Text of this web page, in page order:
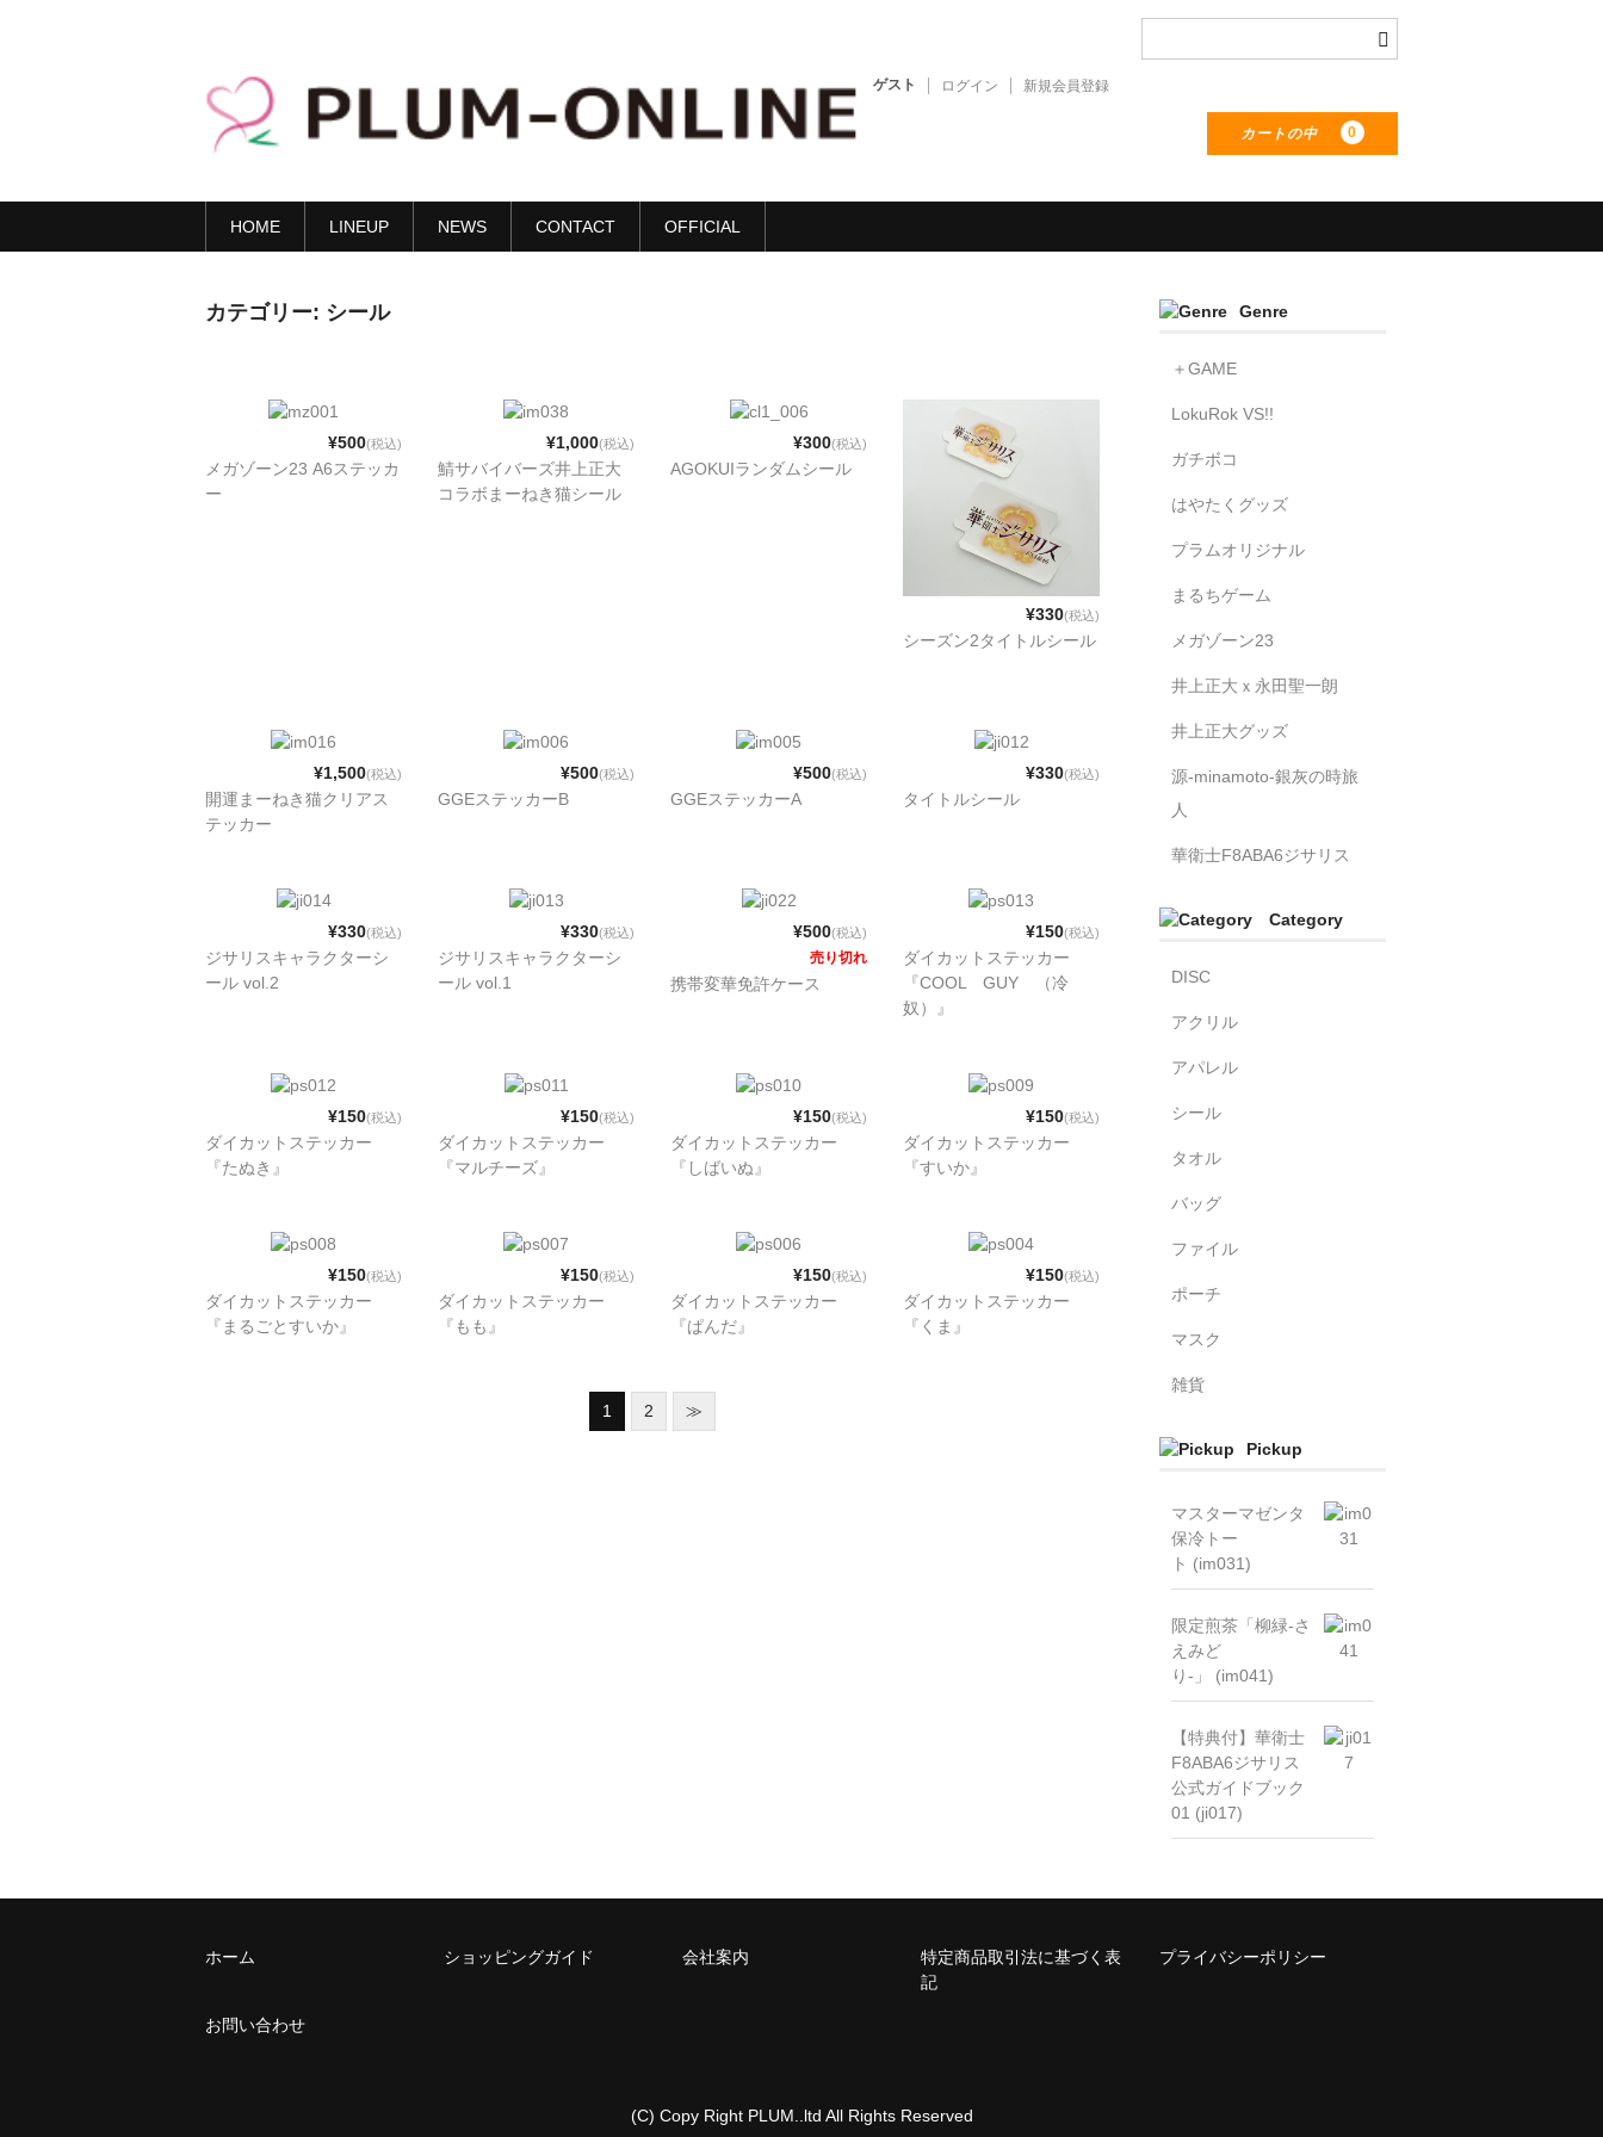
ゲスト ログイン 新規会員登録
カートの中 0
HOME LINEUP NEWS CONTACT OFFICIAL
カテゴリー: シール
¥500(税込)
メガゾーン23 A6ステッカ
ー
¥1,000(税込)
鯖サバイバーズ井上正大
コラボまーねき猫シール
¥300(税込)
AGOKUIランダムシール
¥330(税込)
シーズン2タイトルシール
¥1,500(税込)
開運まーねき猫クリアス
テッカー
¥500(税込)
GGEステッカーB
¥500(税込)
GGEステッカーA
¥330(税込)
タイトルシール
¥330(税込)
ジサリスキャラクターシ
ール vol.2
¥330(税込)
ジサリスキャラクターシ
ール vol.1
¥500(税込)
売り切れ
携帯変華免許ケース
¥150(税込)
ダイカットステッカー
『COOL GUY （冷
奴）』
¥150(税込)
ダイカットステッカー
『たぬき』
¥150(税込)
ダイカットステッカー
『マルチーズ』
¥150(税込)
ダイカットステッカー
『しばいぬ』
¥150(税込)
ダイカットステッカー
『すいか』
¥150(税込)
ダイカットステッカー
『まるごとすいか』
¥150(税込)
ダイカットステッカー
『もも』
¥150(税込)
ダイカットステッカー
『ぱんだ』
¥150(税込)
ダイカットステッカー
『くま』
1 2 ≫
Genre
＋GAME
LokuRok VS!!
ガチボコ
はやたくグッズ
プラムオリジナル
まるちゲーム
メガゾーン23
井上正大ｘ永田聖一朗
井上正大グッズ
源-minamoto-銀灰の時旅
人
華衛士F8ABA6ジサリス
Category
DISC
アクリル
アパレル
シール
タオル
バッグ
ファイル
ポーチ
マスク
雑貨
Pickup
マスターマゼンタ
保冷トー
ト (im031)
限定煎茶「柳緑-さ
えみど
り-」 (im041)
【特典付】華衛士
F8ABA6ジサリス
公式ガイドブック
01 (ji017)
ホーム ショッピングガイド 会社案内
特定商品取引法に基づく表
記
プライバシーポリシー
お問い合わせ
(C) Copy Right PLUM..ltd All Rights Reserved